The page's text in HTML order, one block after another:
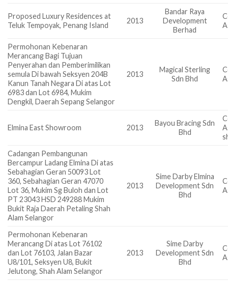
Proposed Luxury Residences at
Teluk Tempoyak, Penang Island
2013
Bandar Raya
Development
Berhad
Permohonan Kebenaran
Merancang Bagi Tujuan
Penyerahan dan Pemberimilikan
semula Di bawah Seksyen 204B
Kanun Tanah Negara Di atas Lot
6983 dan Lot 6984, Mukim
Dengkil, Daerah Sepang Selangor
2013
Magical Sterling
Sdn Bhd
Elmina East Showroom 2013
Bayou Bracing Sdn
Bhd
Cadangan Pembangunan
Bercampur Ladang Elmina Di atas
Sebahagian Geran 50093 Lot
360, Sebahagian Geran 47070
Lot 36, Mukim Sg Buloh dan Lot
PT 23043 HSD 249288 Mukim
Bukit Raja Daerah Petaling Shah
Alam Selangor
2013
Sime Darby Elmina
Development Sdn
Bhd
Permohonan Kebenaran
Merancang Di atas Lot 76102
dan Lot 76103, Jalan Bazar
U8/101, Seksyen U8, Bukit
Jelutong, Shah Alam Selangor
2013
Sime Darby
Development Sdn
Bhd